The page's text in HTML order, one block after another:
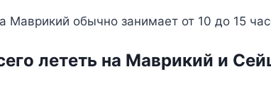
Маврикий обычно занимает от 10 до 15
лететь на Маврикий и